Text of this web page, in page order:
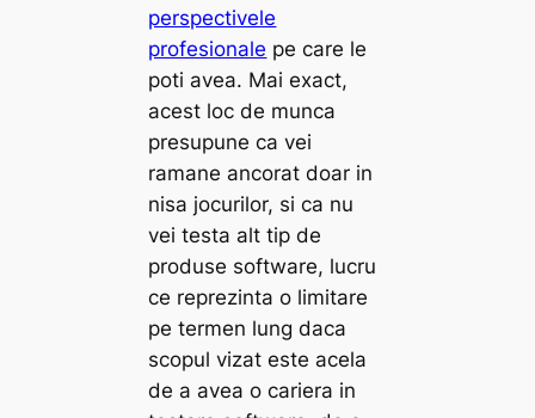
perspectivele
profesionale pe care le
poti avea. Mai exact,
acest loc de munca
presupune ca vei
ramane ancorat doar in
nisa jocurilor, si ca nu
vei testa alt tip de
produse software, lucru
ce reprezinta o limitare
pe termen lung daca
scopul vizat este acela
de a avea o cariera in